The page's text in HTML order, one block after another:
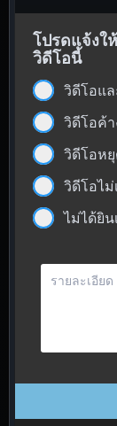
โปรดแจ้งใ
วิดีโอนี้
วิดีโอแ
วิดีโอค้า
วิดีโอห
วิดีโอไม่
ไม่ได้ยิน